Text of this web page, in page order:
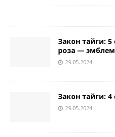
Закон тайги:
роза —
29.05.2024
Закон тайги:
29.05.2024